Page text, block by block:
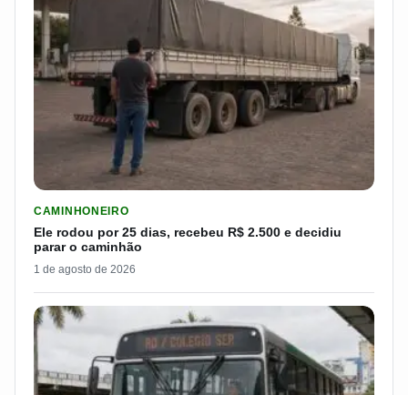
CAMINHONEIRO
Ele rodou por 25 dias, recebeu R$ 2.500 e decidiu
parar o caminhão
1 de agosto de 2026